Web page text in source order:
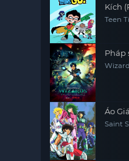
Kích
Teen
Pháp
Áo
Saint